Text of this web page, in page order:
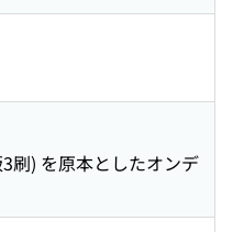
刷) を原本としたオンデ